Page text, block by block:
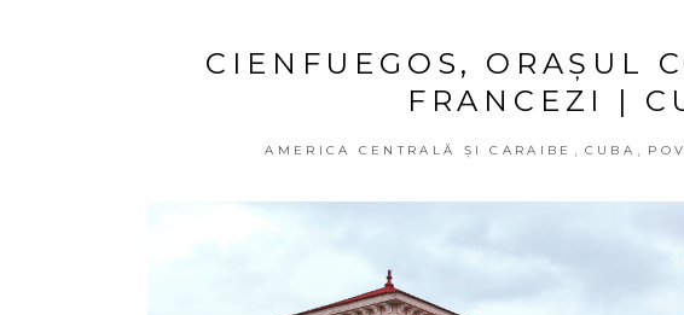
CIENFUEGOS, ORAȘUL
FRANCEZI |
AMERICA CENTRALĂ ȘI CARAIBE , CUBA ,